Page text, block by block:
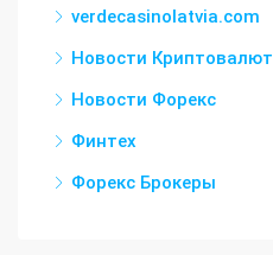
verdecasinolatvia.com
Новости Криптовалют
Новости Форекс
Финтех
Форекс Брокеры